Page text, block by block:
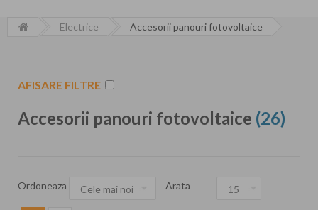
Electrice Accesorii panouri fotovoltaice
AFISARE FILTRE
Accesorii panouri fotovoltaice (26)
Ordoneaza Arata